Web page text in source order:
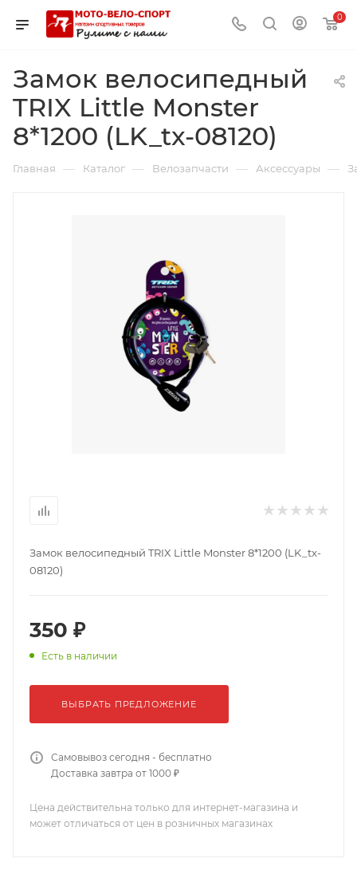
0
Замок велосипедный
TRIX Little Monster
8*1200 (LK_tx-08120)
Главная — Каталог — Велозапчасти — Аксессуары —
Замок велосипедный TRIX Little Monster 8*1200 (LK_tx-
08120)
350 ₽
Есть в наличии
ВЫБРАТЬ ПРЕДЛОЖЕНИЕ
Самовывоз сегодня - бесплатно
Доставка завтра от 1000 ₽
Цена действительна только для интернет-магазина и
может отличаться от цен в розничных магазинах